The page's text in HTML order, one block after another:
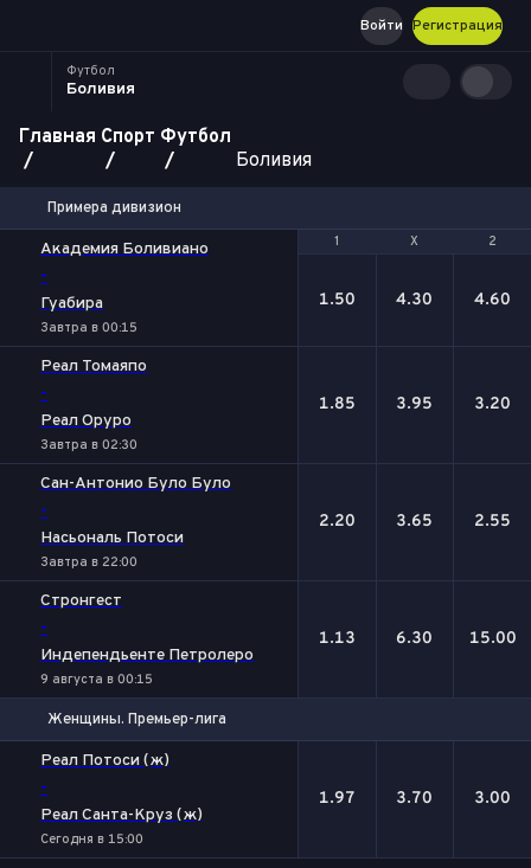
Регистрация
Войти
Футбол
Боливия
Главная Спорт Футбол
Боливия
Примера дивизион
1 Х 2
Академия Боливиано
-
Гуабира
Завтра в 00:15
1 Х 2
1.50 4.30 4.60
Реал Томаяпо
-
Реал Оруро
Завтра в 02:30
1.85 3.95 3.20
Сан-Антонио Було Було
-
Насьональ Потоси
Завтра в 22:00
2.20 3.65 2.55
Стронгест
-
Индепендьенте Петролеро
9 августа в 00:15
1.13 6.30 15.00
Женщины. Премьер-лига
Реал Потоси (ж)
-
Реал Санта-Круз (ж)
Сегодня в 15:00
1.97 3.70 3.00